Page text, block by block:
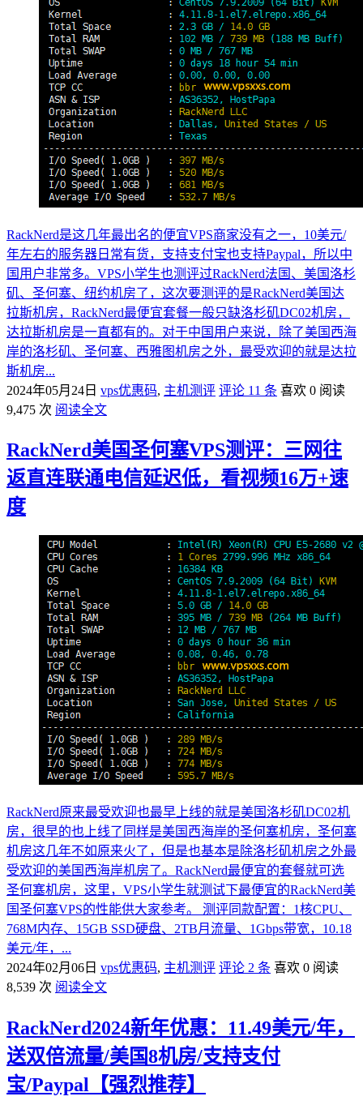
RackNerd是这几年最出名的便宜VPS商家没有之一，10美元/
年左右的服务器日常有货，支持支付宝也支持Paypal，所以中
国用户非常多。VPS小学生也测评过RackNerd法国、美国洛杉
矶、圣何塞、纽约机房了，这次要测评的是RackNerd美国达
拉斯机房，RackNerd最便宜套餐一般只缺洛杉矶DC02机房，
达拉斯机房是一直都有的。对于中国用户来说，除了美国西海
岸的洛杉矶、圣何塞、西雅图机房之外，最受欢迎的就是达拉
斯机房...
2024年05月24日 vps优惠码, 主机测评 评论 11 条 喜欢 0 阅读
9,475 次 阅读全文
RackNerd美国圣何塞VPS测评：三网往
返直连联通电信延迟低，看视频16万+速
度
RackNerd原来最受欢迎也最早上线的就是美国洛杉矶DC02机
房，很早的也上线了同样是美国西海岸的圣何塞机房，圣何塞
机房这几年不如原来火了，但是也基本是除洛杉矶机房之外最
受欢迎的美国西海岸机房了。RackNerd最便宜的套餐就可选
圣何塞机房，这里，VPS小学生就测试下最便宜的RackNerd美
国圣何塞VPS的性能供大家参考。 测评同款配置：1核CPU、
768M内存、15GB SSD硬盘、2TB月流量、1Gbps带宽，10.18
美元/年，...
2024年02月06日 vps优惠码, 主机测评 评论 2 条 喜欢 0 阅读
8,539 次 阅读全文
RackNerd2024新年优惠：11.49美元/年，
送双倍流量/美国8机房/支持支付
宝/Paypal【强烈推荐】